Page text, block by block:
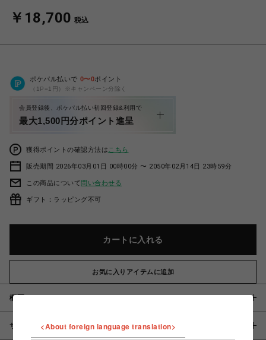
￥18,700 税込
ポケパル払いで 0〜0ポイント
（1P=1円）※キャンペーン分除く
会員登録後、ポケパル払い初回登録&利用で
最大1,500円分ポイント進呈
獲得ポイントの確認方法は こちら
販売期間 2026年03月01日 00時00分 〜 2050年02月14日 23時59分
この商品について問い合わせる
ギフト：ラッピング不可
カートに入れる
お気に入りアイテムに追加
概要
サイズ <About foreign language translation>